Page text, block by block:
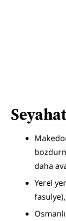
daha
Yerel